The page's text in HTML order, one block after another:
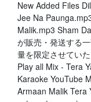
New Added Files
Jee Na
Malik.mp3 Sham
が販売・発送する
量を限定させてい
Play all Mix - Tera
Karaoke YouTube
Armaan Malik Tera